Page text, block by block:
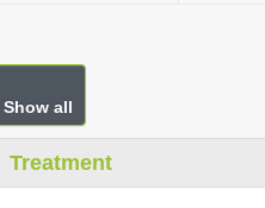
Show all
Treatment